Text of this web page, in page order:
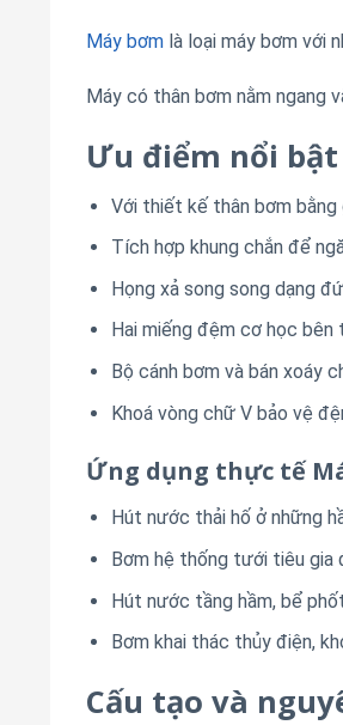
Máy bơm là loại máy bơm với
Máy có thân bơm nằm ngang
Ưu điểm nổi bật
Với thiết kế thân bơm
Tích hợp khung chắn để
Họng xả song song dạng
Hai miếng đệm cơ học
Bộ cánh bơm và bán xoáy
Khoá vòng chữ V bảo vệ
Ứng dụng thực tế
Hút nước thải hố ở những
Bơm hệ thống tưới tiêu gia
Hút nước tầng hầm, bể
Bơm khai thác thủy điện,
Cấu tạo và